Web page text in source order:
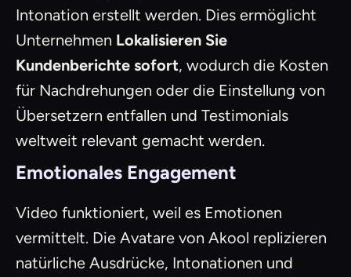
Intonation erstellt werden. Dies ermöglicht
Unternehmen Lokalisieren Sie
Kundenberichte sofort, wodurch die Kosten
für Nachdrehungen oder die Einstellung von
Übersetzern entfallen und Testimonials
weltweit relevant gemacht werden.
Emotionales Engagement
Video funktioniert, weil es Emotionen
vermittelt. Die Avatare von Akool replizieren
natürliche Ausdrücke, Intonationen und